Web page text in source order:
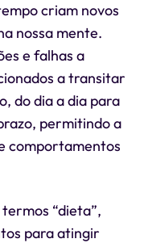
criam novos
nossa mente.
e falhas a
a transitar
do dia a dia para
permitindo a
comportamentos
“dieta”,
para atingir